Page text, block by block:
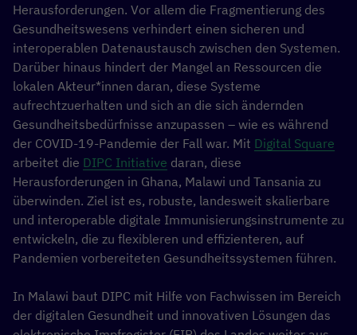
Herausforderungen. Vor allem die Fragmentierung des
Gesundheitswesens verhindert einen sicheren und
interoperablen Datenaustausch zwischen den Systemen.
Darüber hinaus hindert der Mangel an Ressourcen die
lokalen Akteur*innen daran, diese Systeme
aufrechtzuerhalten und sich an die sich ändernden
Gesundheitsbedürfnisse anzupassen – wie es während
der COVID-19-Pandemie der Fall war. Mit Digital Square
arbeitet die DIPC Initiative daran, diese
Herausforderungen in Ghana, Malawi und Tansania zu
überwinden. Ziel ist es, robuste, landesweit skalierbare
und interoperable digitale Immunisierungsinstrumente zu
entwickeln, die zu flexibleren und effizienteren, auf
Pandemien vorbereiteten Gesundheitssystemen führen.
In Malawi baut DIPC mit Hilfe von Fachwissen im Bereich
der digitalen Gesundheit und innovativen Lösungen das